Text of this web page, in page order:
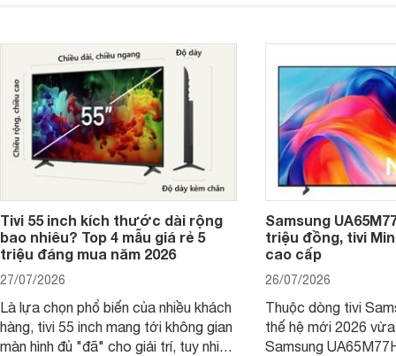
Tivi 55 inch kích thước dài rộng
bao nhiêu? Top 4 mẫu giá rẻ 5
triệu đáng mua năm 2026
27/07/2026
Là lựa chọn phổ biến của nhiều khách
hàng, tivi 55 inch mang tới không gian
màn hình đủ "đã" cho giải trí, tuy nhiên
Samsung
triệu đồng, tivi
cao cấp
26/07/2026
Thuộc dòng tivi
thế hệ mới 2026
Samsung